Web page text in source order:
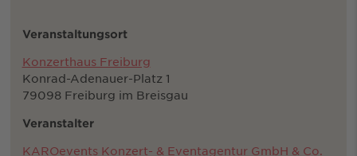
Veranstaltungsort
Konzerthaus Freiburg
Konrad-Adenauer-Platz 1
79098 Freiburg im Breisgau
Veranstalter
KAROevents Konzert- & Eventagentur GmbH & Co.